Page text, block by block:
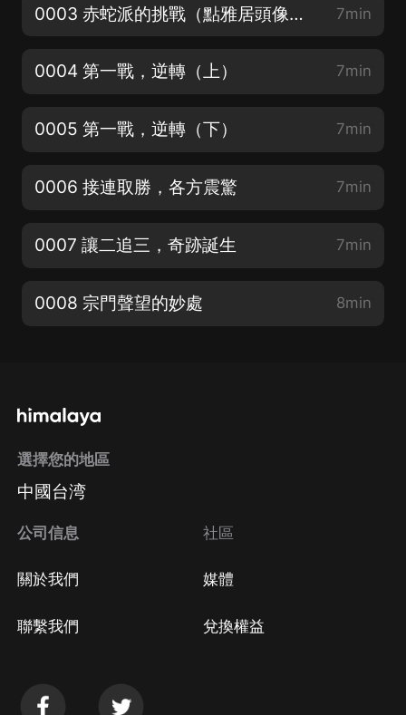
0003 赤蛇派的挑戰（點雅居頭像，進主頁加官方粉絲群，催更加更福利都可以哦！） 7min
0004 第一戰，逆轉（上） 7min
0005 第一戰，逆轉（下） 7min
0006 接連取勝，各方震驚 7min
0007 讓二追三，奇跡誕生 7min
0008 宗門聲望的妙處 8min
選擇您的地區
中國台湾
公司信息
關於我們
聯繫我們
社區
媒體
兌換權益